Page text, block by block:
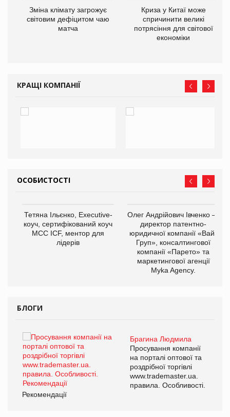
Зміна клімату загрожує
світовим дефіцитом чаю
матча
Криза у Китаї може
спричинити великі
потрясіння для світової
економіки
КРАЩІ КОМПАНІЇ
ОСОБИСТОСТІ
Тетяна Ільєнко, Executive-
коуч, сертифікований коуч
МСС ICF, ментор для
лідерів
Олег Андрійович Івченко —
директор патентно-
юридичної компанії «Вайз
Груп», консалтингової
компанії «Парето» та
маркетингової агенції
Myka Agency.
БЛОГИ
Брагина Людмила
Просування компанії
на порталі оптової та
роздрібної торгівлі
www.trademaster.ua.
правила. Особливості.
Рекомендації